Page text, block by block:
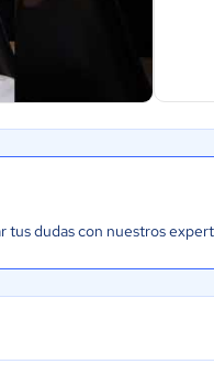
tus dudas con nuestros